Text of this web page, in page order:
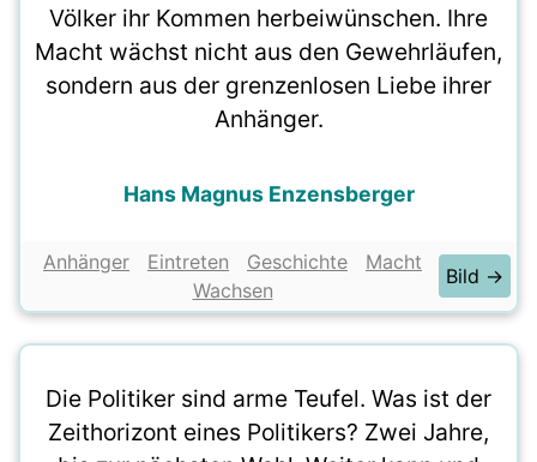
Völker ihr Kommen herbeiwünschen. Ihre
Macht wächst nicht aus den Gewehrläufen,
sondern aus der grenzenlosen Liebe ihrer
Anhänger.
Hans Magnus Enzensberger
Anhänger Eintreten Geschichte
Macht
Wachsen
Bild →
Die Politiker sind arme Teufel. Was ist der
Zeithorizont eines Politikers? Zwei Jahre,